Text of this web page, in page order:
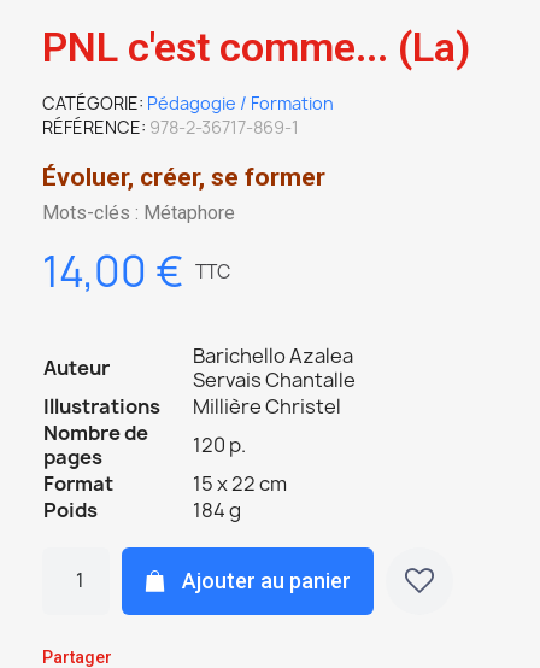
PNL c'est comme... (La)
CATÉGORIE Pédagogie / Formation
RÉFÉRENCE 978-2-36717-869-1
Évoluer, créer, se former
Mots-clés : Métaphore
14,00 € TTC
Auteur
Barichello Azalea
Servais Chantalle
Illustrations
Millière Christel
Nombre de
pages
120 p.
Format
15 x 22 cm
Poids
184 g
Ajouter au panier
Partager